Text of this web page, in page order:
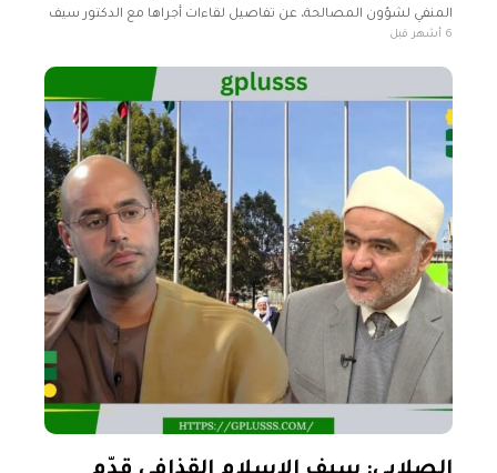
المنفي لشؤون المصالحة، عن تفاصيل لقاءات أجراها مع الدكتور سيف
الإسلام القذافي قبل اندلاع فبراير، مشيرًا إلى أن ملف المصالحة كان
6 أشهر قبل